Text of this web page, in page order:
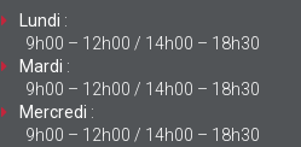
Lundi :
9h00 – 12h00 / 14h00 – 18h30
Mardi :
9h00 – 12h00 / 14h00 – 18h30
Mercredi :
9h00 – 12h00 / 14h00 – 18h30